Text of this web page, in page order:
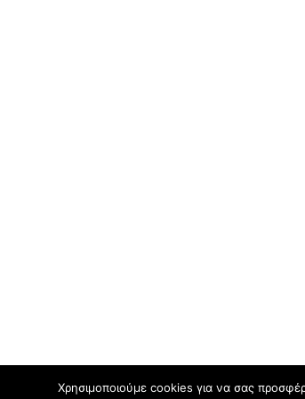
Η χαμένη Τέχνη: Μετρώντας τον
Χρησιμοποιούμε cookies για να σας